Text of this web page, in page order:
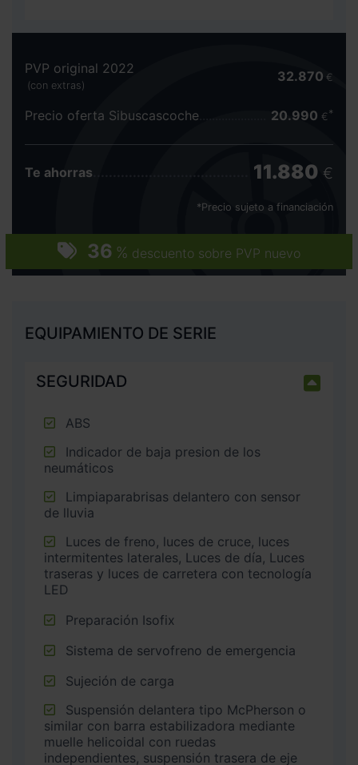
36 % descuento sobre PVP nuevo
PVP original 2022
(con extras)
32.870 €
Precio oferta Sibuscascoche 20.990 €
Te ahorras 11.880 €
*Precio sujeto a financiación
EQUIPAMIENTO DE SERIE
SEGURIDAD
ABS
neumáticos
de lluvia
intermitentes laterales, Luces de día, Luces
traseras y luces de carretera con tecnología
LED
Preparación Isofix
Sistema de servofreno de emergencia
Sujeción de carga
similar con barra estabilizadora mediante
muelle helicoidal con ruedas
independientes, suspensión trasera de eje